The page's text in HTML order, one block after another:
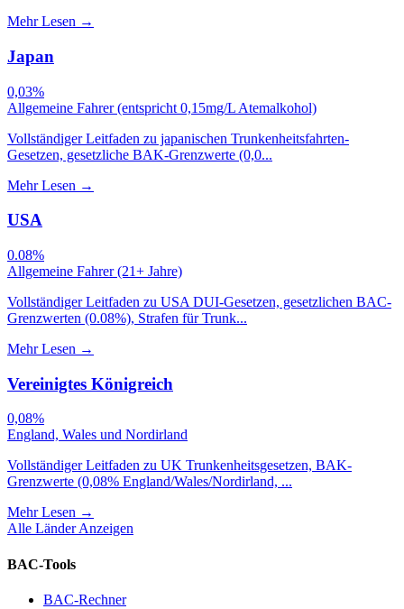
Mehr Lesen →
Japan
0,03%
Allgemeine Fahrer (entspricht 0,15mg/L Atemalkohol)
Vollständiger Leitfaden zu japanischen Trunkenheitsfahrten-
Gesetzen, gesetzliche BAK-Grenzwerte (0,0...
Mehr Lesen →
USA
0.08%
Allgemeine Fahrer (21+ Jahre)
Vollständiger Leitfaden zu USA DUI-Gesetzen, gesetzlichen BAC-
Grenzwerten (0.08%), Strafen für Trunk...
Mehr Lesen →
Vereinigtes Königreich
0,08%
England, Wales und Nordirland
Vollständiger Leitfaden zu UK Trunkenheitsgesetzen, BAK-
Grenzwerte (0,08% England/Wales/Nordirland, ...
Mehr Lesen →
Alle Länder Anzeigen
BAC-Tools
BAC-Rechner